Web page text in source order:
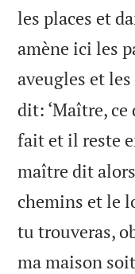
les places et
amène ici les
aveugles et
dit: ‘Maître, ce
fait et il reste
maître dit
chemins et le
tu trouveras,
ma maison